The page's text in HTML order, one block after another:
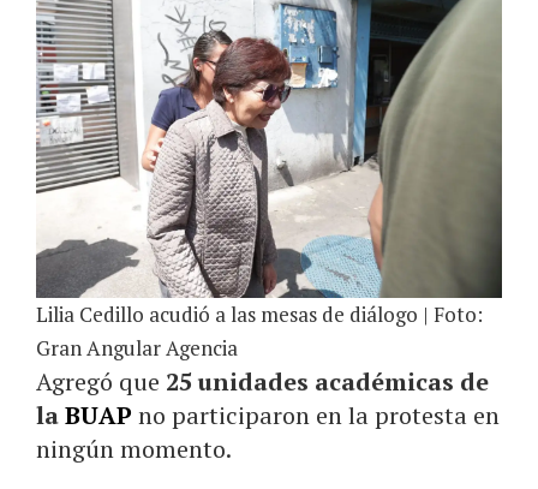
Lilia Cedillo acudió a las mesas de diálogo | Foto:
Gran Angular Agencia
Agregó que 25 unidades académicas de
laBUAP no participaron en la protesta en
ningún momento.